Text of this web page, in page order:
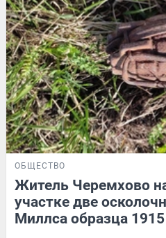
ОБЩЕСТВО
Житель Черемхово
участке две
Миллса образца 1915